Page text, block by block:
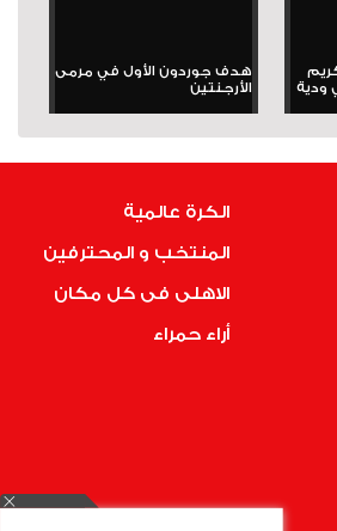
ودية
هدف جوردون الأول في مرمى
الأرجنتين
الكرة عالمية
المنتخب و المحترفين
الاهلى فى كل مكان
أراء حمراء